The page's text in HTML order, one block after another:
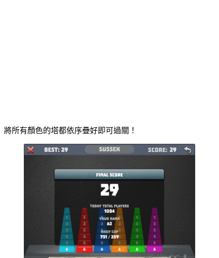
將所有顏色的塔都依序疊好即可過關！